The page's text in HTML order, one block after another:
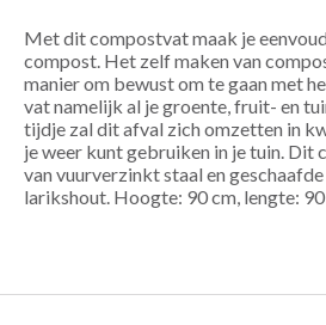
Met dit compostvat maak je
compost. Het zelf maken van
manier om bewust om te gaan met
vat namelijk al je groente, fruit- en
tijdje zal dit afval zich omzetten in
je weer kunt gebruiken in je tuin. Dit
van vuurverzinkt staal en
larikshout. Hoogte: 90 cm, lengte: